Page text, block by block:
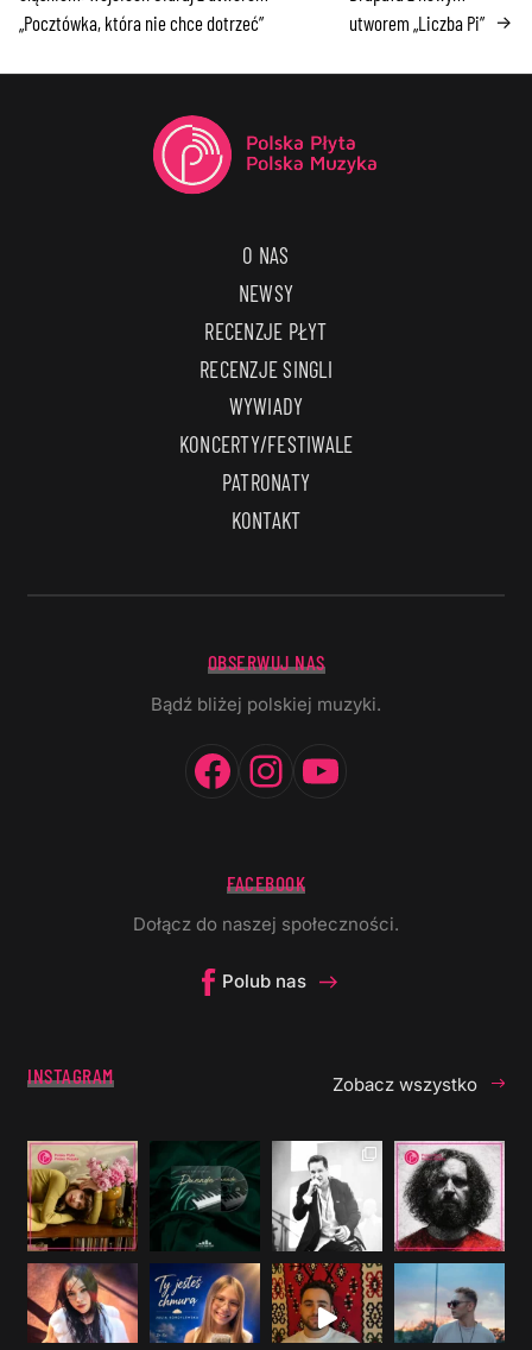
„Pocztówka, która nie chce dotrzeć”
utworem „Liczba Pi” →
O NAS
NEWSY
RECENZJE PŁYT
RECENZJE SINGLI
WYWIADY
KONCERTY/FESTIWALE
PATRONATY
KONTAKT
OBSERWUJ NAS
Bądź bliżej polskiej muzyki.
Facebook
Instagram
FACEBOOK
Dołącz do naszej społeczności.
Polub nas
INSTAGRAM Zobacz wszystko